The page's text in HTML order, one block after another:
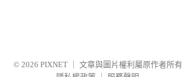
© 2026 PIXNET
文章與圖片權利屬原作者所有